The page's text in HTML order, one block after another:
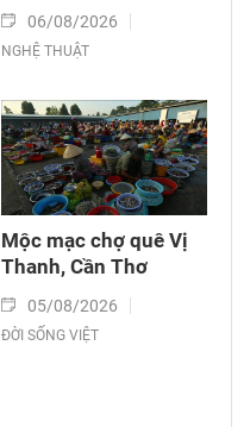
06/08/2026
NGHỆ THUẬT
Mộc mạc chợ quê Vị
Thanh, Cần Thơ
05/08/2026
ĐỜI SỐNG VIỆT